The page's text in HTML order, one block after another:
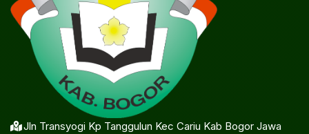
Jln Transyogi Kp Tanggulun Kec Cariu Kab Bogor Jawa